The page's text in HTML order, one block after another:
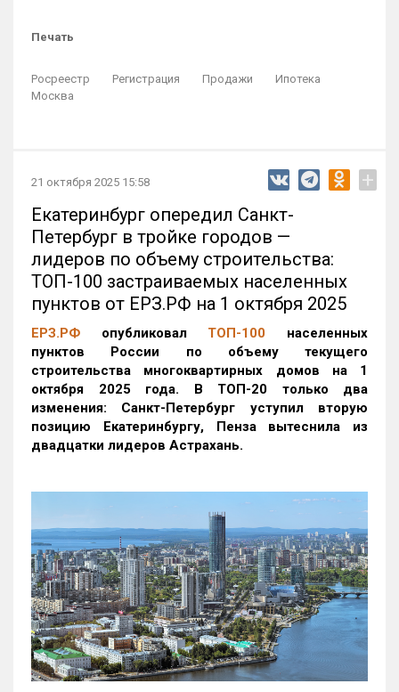
Печать
Росреестр Регистрация Продажи
Ипотека
Москва
21 октября 2025 15:58 +
Екатеринбург опередил Санкт-
Петербург в тройке городов —
лидеров по объему строительства:
ТОП-100 застраиваемых населенных
пунктов от ЕРЗ.РФ на 1 октября 2025
ЕРЗ.РФ опубликовал ТОП-100 населенных
пунктов России по объему текущего
строительства многоквартирных домов на 1
октября 2025 года. В ТОП-20 только два
изменения: Санкт-Петербург уступил вторую
позицию Екатеринбургу, Пенза вытеснила из
двадцатки лидеров Астрахань.